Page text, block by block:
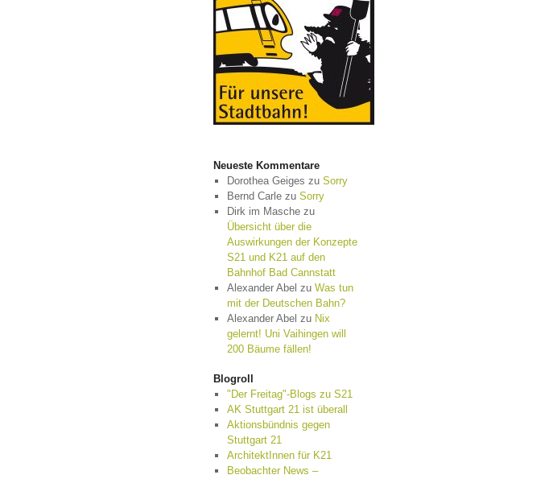
Neueste Kommentare
Dorothea Geiges zu Sorry
Bernd Carlezu Sorry
Dirk im Maschezu
Übersicht über die
Auswirkungen der Konzepte
S21 und K21 auf den
Bahnhof Bad Cannstatt
Alexander Abel zu Was tun
mit der Deutschen Bahn?
Alexander Abel zu Nix
gelernt! Uni Vaihingen will
200 Bäume fällen!
Blogroll
"Der Freitag"-Blogs zu S21
AK Stuttgart 21 ist überall
Aktionsbündnis gegen
Stuttgart 21
ArchitektInnen für K21
Beobachter News –